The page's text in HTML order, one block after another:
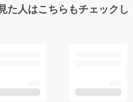
た人はこちらもチェックし